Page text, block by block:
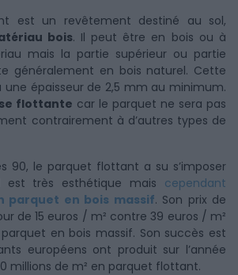
est un revêtement destiné au sol,
bois. Il peut être en bois ou à
mais la partie supérieur ou partie
généralement en bois naturel. Cette
une épaisseur de 2,5 mm au minimum.
flottante car le parquet ne sera pas
contrairement à d’autres types de
90, le parquet flottant a su s’imposer
est très esthétique mais cependant
parquet en bois massif. Son prix de
de 15 euros / m² contre 39 euros / m²
en bois massif. Son succès est
européens ont produit sur l’année
millions de m² en parquet flottant.